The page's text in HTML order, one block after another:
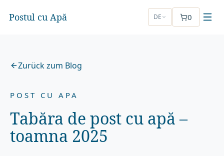
Postul cu Apă DE 0
Zurück zum Blog
POST CU APA
Tabăra de post cu apă –
toamna 2025